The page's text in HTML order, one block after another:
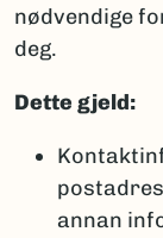
nødvendige
deg.
Dette gjeld:
annan